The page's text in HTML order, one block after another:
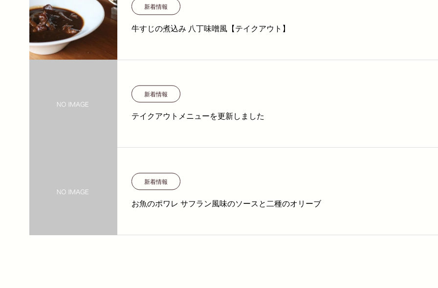
新着情報
牛すじの煮込み 八丁味噌風【テイクアウト】
新着情報
テイクアウトメニューを更新しました
新着情報
お魚のポワレ サフラン風味のソースと二種のオリーブ